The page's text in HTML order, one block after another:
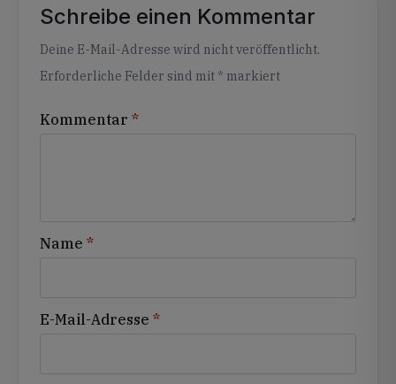
Schreibe einen Kommentar
Deine E-Mail-Adresse wird nicht veröffentlicht.
Erforderliche Felder sind mit * markiert
Kommentar *
Name *
E-Mail-Adresse *
Alternative: